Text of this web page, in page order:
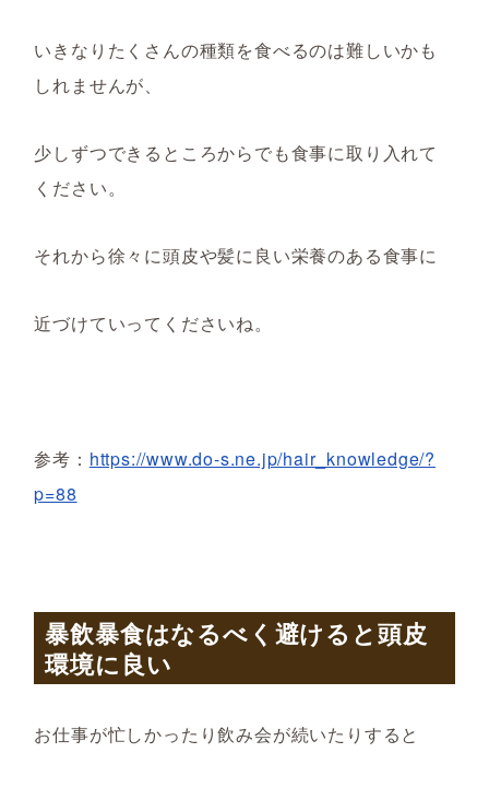
いきなりたくさんの種類を食べるのは難しいかも
しれませんが、
少しずつできるところからでも食事に取り入れて
ください。
それから徐々に頭皮や髪に良い栄養のある食事に
近づけていってくださいね。
参考： https://www.do-s.ne.jp/hair_knowledge/?
p=88
暴飲暴食はなるべく避けると頭皮
環境に良い
お仕事が忙しかったり飲み会が続いたりすると